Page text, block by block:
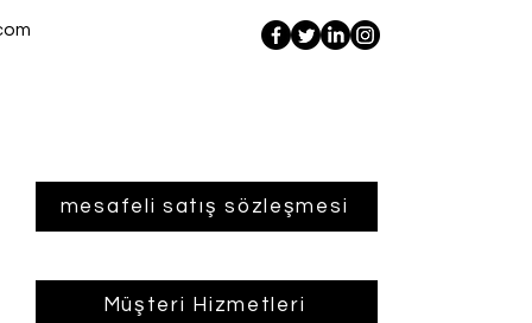
mesafeli satış sözleşmesi
Müşteri Hizmetleri